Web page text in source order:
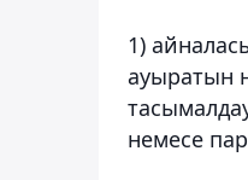
1)
ауыратын
немесе